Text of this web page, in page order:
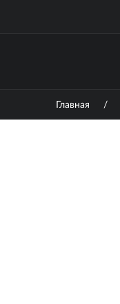
Главная /